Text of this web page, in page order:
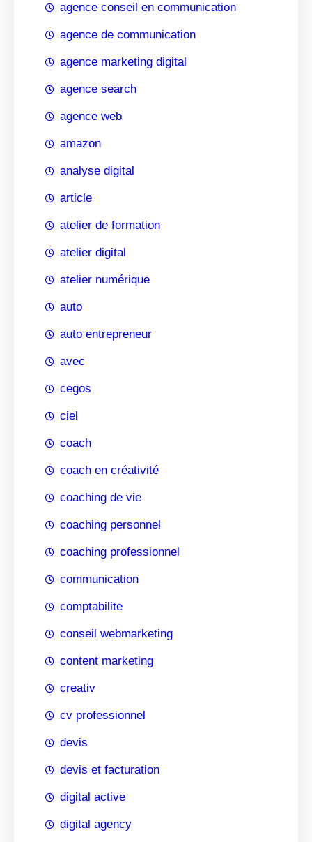
agence conseil en communication
agence de communication
agence marketing digital
agence search
agence web
amazon
analyse digital
article
atelier de formation
atelier digital
atelier numérique
auto
auto entrepreneur
avec
cegos
ciel
coach
coach en créativité
coaching de vie
coaching personnel
coaching professionnel
communication
comptabilite
conseil webmarketing
content marketing
creativ
cv professionnel
devis
devis et facturation
digital active
digital agency